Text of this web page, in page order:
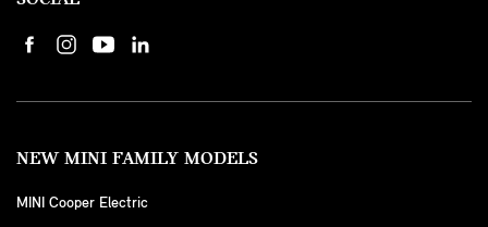
NEW MINI FAMILY MODELS
MINI Cooper Electric